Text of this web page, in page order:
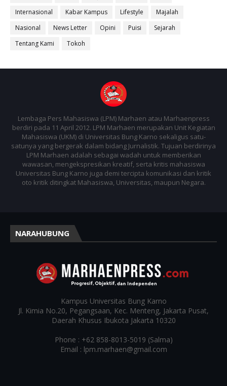
Internasional
Kabar Kampus Lifestyle
Majalah
Nasional
News Letter Opini Puisi
Sejarah
Tentang Kami
Tokoh
Lembaga Pers Mahasiswa (LPM) Marhaen atau Marhaenpress
berdiri pada 11 April 2012. LPM Marhaen merupakan Unit Kegiatan
Mahasiswa (UKM) di Universitas Bung Karno sekaligus satu-
satunya yang bergerak dalam bidang Jurnalistik. Tujuan berdirinya
LPM Marhaen adalah sebagai wadah untuk memberikan
wawasan, mengekspresikan kreatif, serta kritis mahasiswa
Universitas Bung Karno juga demi tercipta komunikasi dan kritik
oto kritik ditingkat Mahasiswa, Universitas, maupun Negara.
NARAHUBUNG
Kampus Universitas Bung Karno
Jl. Kimia No.20, Pegangsaan, Kec. Menteng, Jakarta Pusat,
Daerah Khusus Ibukota Jakarta 10320
Phone : +62 858-8013-5019 (Salma)
Email : lpm.marhaen@gmail.com